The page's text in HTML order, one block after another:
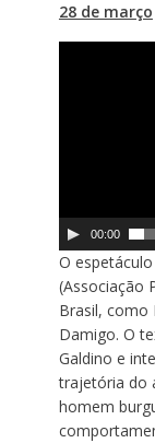
28 de março
d
e
v
í
d
e
o
00:00
O
(Associação
Brasil, como
Damigo. O
Galdino e
trajetória do
homem